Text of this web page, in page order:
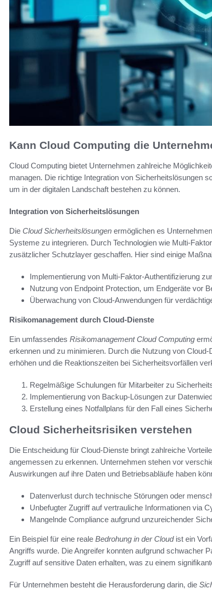
Kann Cloud Computing die
Cloud Computing bietet Unternehmen zahlreiche
managen. Die richtige Integration von Sicherheitslösungen
um in der digitalen Landschaft bestehen zu können.
Integration von Sicherheitslösungen
Die Cloud Sicherheitslösungen ermöglichen es
Systeme zu integrieren. Durch Technologien wie Multi-
zusätzlicher Schutzlayer geschaffen. Hier sind einige
Implementierung von Multi-Faktor-Authentifizierung
Nutzung von Endpoint Protection, um Endgeräte vor
Überwachung von Cloud-Anwendungen für
Risikomanagement durch Cloud-Dienste
Ein umfassendes Risikomanagement Cloud Computing
erkennen und zu minimieren. Durch die Nutzung von
erhöhen und die Reaktionszeiten bei Sicherheitsvorfällen
Regelmäßige Schulungen für Mitarbeiter zu
Implementierung von Backup-Lösungen zur
Erstellung eines Notfallplans für den Fall eines
Cloud Sicherheitsrisiken verstehen
Die Entscheidung für Cloud-Dienste bringt zahlreiche
angemessen zu erkennen. Unternehmen stehen vor
Auswirkungen auf ihre Daten und Betriebsabläufe haben
Datenverlust durch technische Störungen oder
Unbefugter Zugriff auf vertrauliche Informationen via
Mangelnde Compliance aufgrund unzureichender
Ein Beispiel für eine reale Bedrohung in der Cloudist ein
Angriffs wurde. Die Angreifer konnten aufgrund schwacher
Zugriff auf sensitive Daten erhalten, was zu einem
Für Unternehmen besteht die Herausforderung darin, die